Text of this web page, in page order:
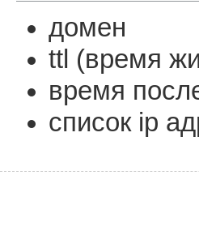
домен
ttl (время
время
список ip